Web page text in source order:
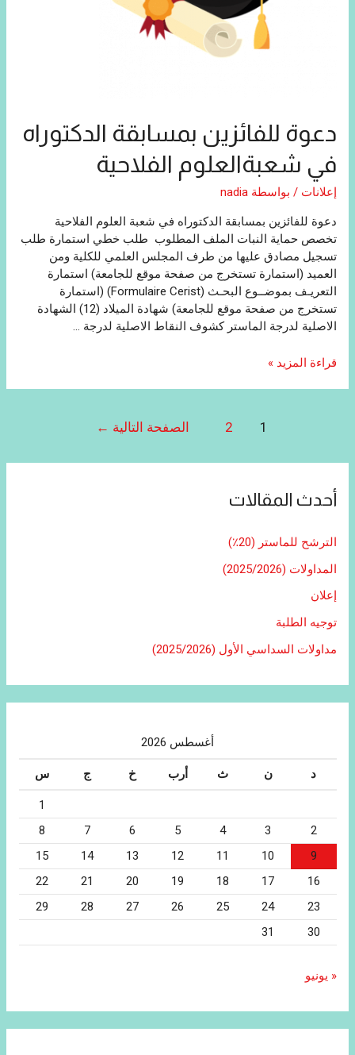
دعوة للفائزين بمسابقة الدكتوراه
في شعبةالعلوم الفلاحية
إعلانات / بواسطة nadia
دعوة للفائزين بمسابقة الدكتوراه في شعبة العلوم الفلاحية
تخصص حماية النبات الملف المطلوب طلب ​​خطي استمارة طلب
تسجيل مصادق عليها من طرف المجلس العلمي للكلية ومن
العميد (استمارة تستخرج من صفحة موقع للجامعة) استمارة
التعريـف بموضــوع البحـث (Formulaire Cerist) (استمارة
تستخرج من صفحة موقع للجامعة) شهادة الميلاد (12) الشهادة
الاصلية لدرجة الماستر كشوف النقاط الاصلية لدرجة …
دعوة
الفلاحية
قراءة المزيد »
1
2 الصفحة التالية ←
أحدث المقالات
الترشح للماستر (20٪)
المداولات (2025/2026)
إعلان
توجيه الطلبة
مداولات السداسي الأول (2025/2026)
أغسطس 2026
د ن ث أرب خ ج س
1
2
3
4
5
6
7
8
9
10
11
12
13
14
15
16
17
18
19
20
21
22
23
24
25
26
27
28
29
30
31
« يونيو